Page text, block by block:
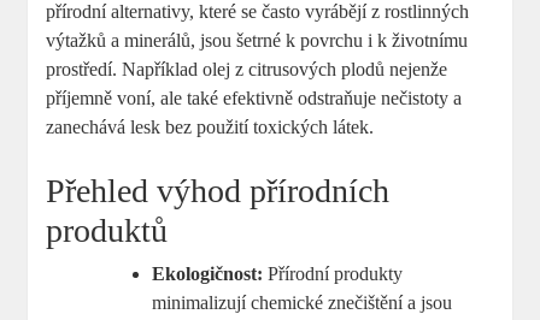
přírodní alternativy, které se často vyrábějí z rostlinných
výtažků a minerálů, jsou šetrné k povrchu i k životnímu
prostředí. Například olej z citrusových plodů nejenže
příjemně voní, ale také efektivně odstraňuje nečistoty a
zanechává lesk bez použití toxických látek.
Přehled výhod přírodních
produktů
Ekologičnost: Přírodní produkty
minimalizují chemické znečištění a jsou